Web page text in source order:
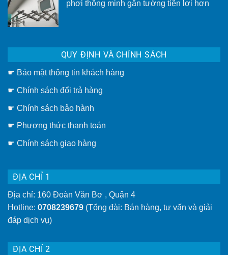
làm
tín
–
Giá
rẻ]
phơi thông minh gắn tường tiện lợi hơn
Giàn
phơi
thông
gắn
hay
giàn
thông
minh
tường
lợi
hơn
QUY ĐỊNH VÀ CHÍNH SÁCH
☛ Bảo mật thông tin khách hàng
☛ Chính sách đổi trả hàng
☛ Chính sách bảo hành
☛ Phương thức thanh toán
☛ Chính sách giao hàng
ĐỊA CHỈ 1
Địa chỉ: 160 Đoàn Văn Bơ , Quận 4
Hotline: 0708239679 (Tổng đài: Bán hàng, tư vấn và giải
đáp dịch vụ)
ĐỊA CHỈ 2